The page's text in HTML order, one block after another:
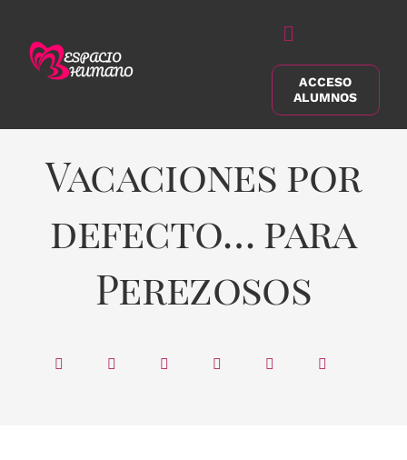
contenido
Alternar
navegación
Buscar:
ACCESO
ALUMNOS
Vacaciones por
defecto… para
Perezosos